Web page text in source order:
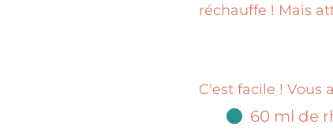
réchauffe ! Mais
C'est facile ! Vous
60 ml de